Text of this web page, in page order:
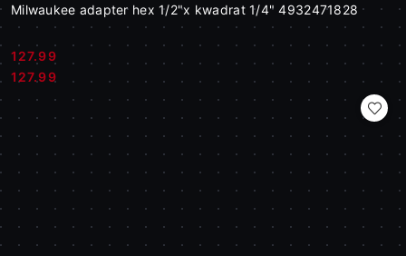
Milwaukee adapter hex 1/2"x kwadrat 1/4" 4932471828
Cena:
127.99
Cena:
127.99